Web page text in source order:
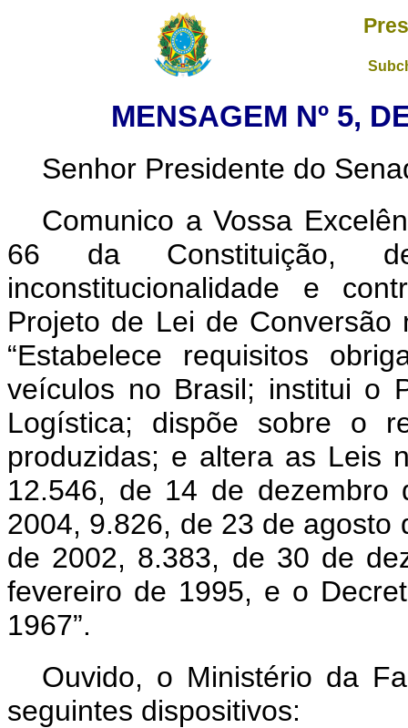
MENSAGEM Nº 5,
Senhor Presidente do
Comunico a Vossa
66 da Constituição,
inconstitucionalidade e
Projeto de Lei de Conversão
“Estabelece requisitos
veículos no Brasil; institui o
Logística; dispõe sobre o
produzidas; e altera as Leis
12.546, de 14 de
2004, 9.826, de 23 de agosto
de 2002, 8.383, de 30 de
fevereiro de 1995, e o
1967”.
Ouvido, o Ministério da
seguintes dispositivos: